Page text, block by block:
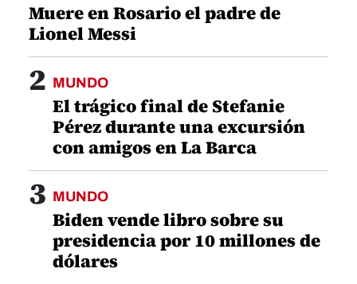
Muere en Rosario el padre de
Lionel Messi
2 MUNDO
El trágico final de Stefanie
Pérez durante una excursión
con amigos en La Barca
3 MUNDO
Biden vende libro sobre su
presidencia por 10 millones de
dólares